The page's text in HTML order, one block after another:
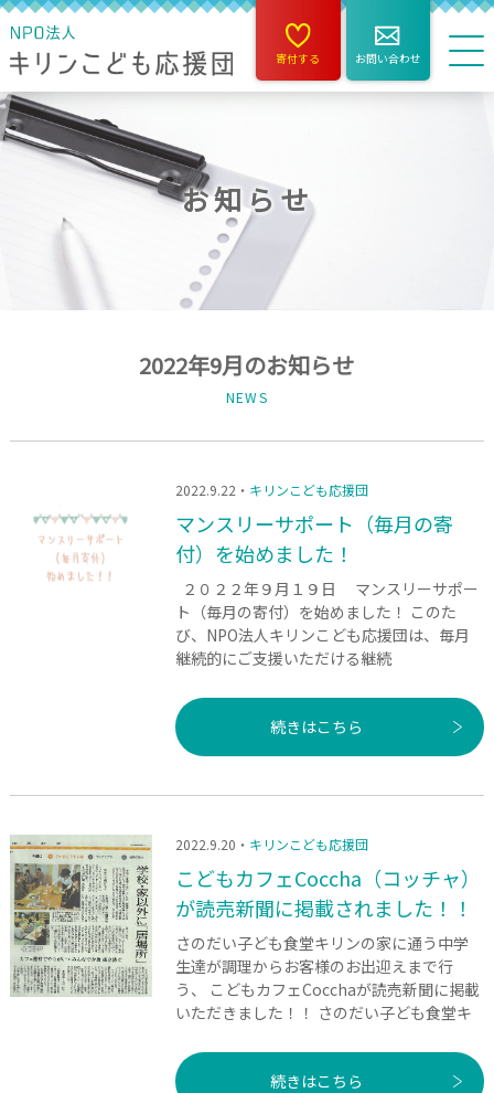
寄付する お問い合わせ
お知らせ
2022年9月のお知らせ
NEWS
2022.9.22・ キリンこども応援団
マンスリーサポート（毎月の寄
付）を始めました！
２０２２年９月１９日 マンスリーサポー
ト（毎月の寄付）を始めました！ このた
び、NPO法人キリンこども応援団は、毎月
継続的にご支援いただける継続
続きはこちら
2022.9.20・ キリンこども応援団
こどもカフェCoccha（コッチャ）
が読売新聞に掲載されました！！
さのだい子ども食堂キリンの家に通う中学
生達が調理からお客様のお出迎えまで行
う、 こどもカフェCocchaが読売新聞に掲載
いただきました！！ さのだい子ども食堂キ
続きはこちら